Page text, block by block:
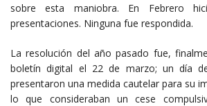
sobre esta maniobra. En Febrero
presentaciones. Ninguna fue respondida.
La resolución del año pasado fue,
boletín digital el 22 de marzo; un día
presentaron una medida cautelar para su
lo que consideraban un cese